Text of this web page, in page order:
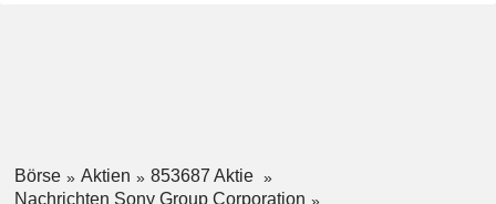
Börse Aktien
853687 Aktie
Nachrichten Sony Group Corporation